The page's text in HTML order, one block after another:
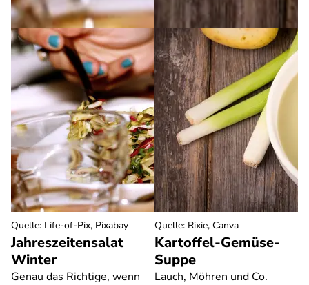
Jahreszeitensalat
Winter
Genau das Richtige, wenn
Quelle: Life-of-Pix, Pixabay
Kartoffel-Gemüse-
Suppe
Lauch, Möhren und Co.
Quelle: Rixie, Canva